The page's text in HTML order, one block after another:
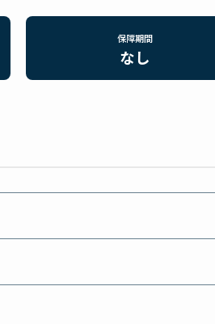
保障期間
なし